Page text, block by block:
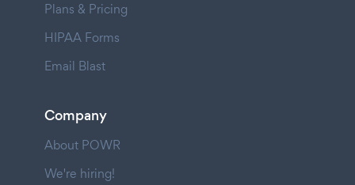
Plans & Pricing
HIPAA Forms
Email Blast
Company
About POWR
We're hiring!